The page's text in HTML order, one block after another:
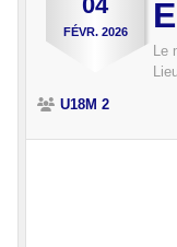
FÉVR. 2026
Le
U18M 2